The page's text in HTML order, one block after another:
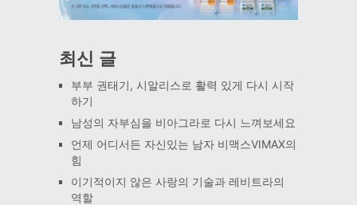
최신 글
부부 권태기, 시알리스로 활력 있게 다시 시작
하기
남성의 자부심을 비아그라로 다시 느껴보세요
언제 어디서든 자신있는 남자 비맥스VIMAX의
힘
이기적이지 않은 사랑의 기술과 레비트라의
역할